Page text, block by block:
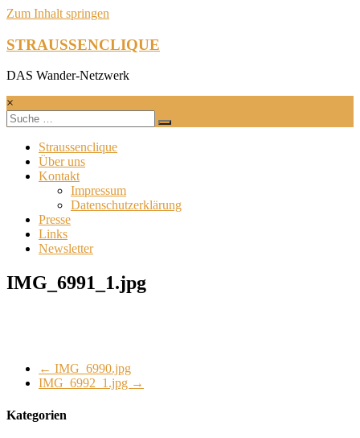
Zum Inhalt springen
STRAUSSENCLIQUE
DAS Wander-Netzwerk
×
Straussenclique
Über uns
Kontakt
Impressum
Datenschutzerklärung
Presse
Links
Newsletter
IMG_6991_1.jpg
← IMG_6990.jpg
IMG_6992_1.jpg →
Kategorien